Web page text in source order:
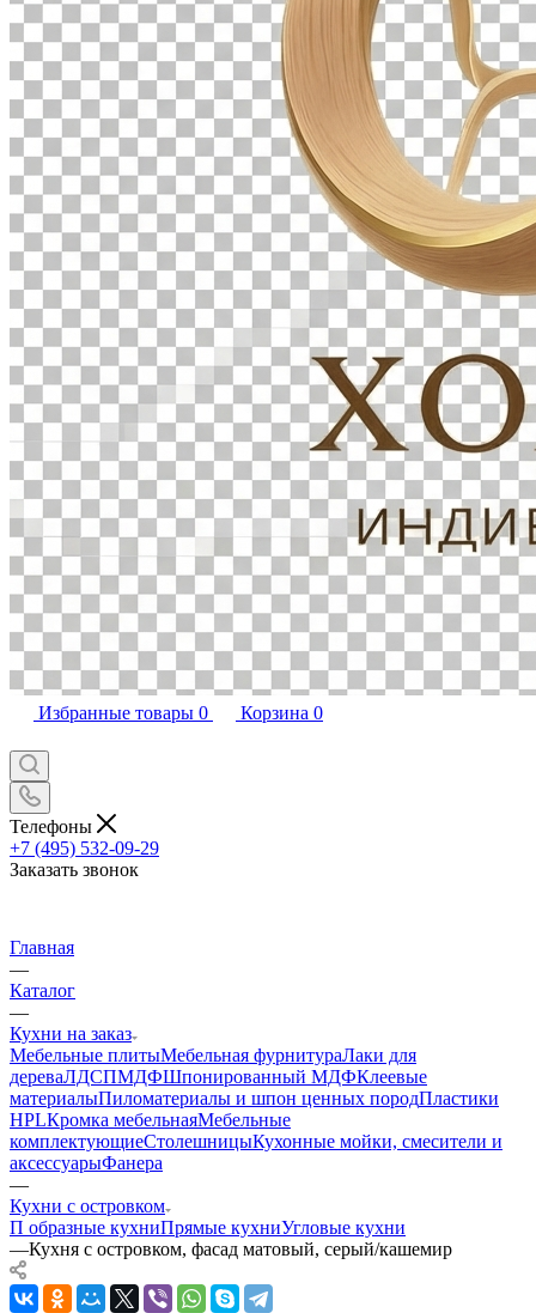
Избранные товары 0 Корзина 0
Телефоны
+7 (495) 532-09-29
Заказать звонок
Главная
—
Каталог
—
Кухни на заказ
Мебельные плитыМебельная фурнитураЛаки для
дереваЛДСПМДФШпонированный МДФКлеевые
материалыПиломатериалы и шпон ценных породПластики
HPLКромка мебельнаяМебельные
комплектующиеСтолешницыКухонные мойки, смесители и
аксессуарыФанера
—
Кухни с островком
П образные кухниПрямые кухниУгловые кухни
—Кухня с островком, фасад матовый, серый/кашемир